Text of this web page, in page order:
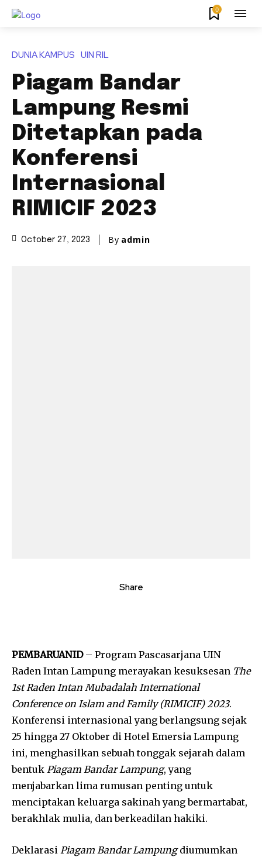
0
DUNIA KAMPUS UIN RIL
Piagam Bandar
Lampung Resmi
Ditetapkan pada
Konferensi
Internasional
RIMICIF 2023
October 27, 2023 By admin
Share
PEMBARUANID– Program Pascasarjana UIN
Raden Intan Lampung merayakan kesuksesan The
1st Raden Intan Mubadalah International
Conference on Islam and Family (RIMICIF) 2023.
Konferensi internasional yang berlangsung sejak
25 hingga 27 Oktober di Hotel Emersia Lampung
ini, menghasilkan sebuah tonggak sejarah dalam
bentuk Piagam Bandar Lampung, yang
menjabarkan lima rumusan penting untuk
menciptakan keluarga sakinah yang bermartabat,
berakhlak mulia, dan berkeadilan hakiki.
Deklarasi Piagam Bandar Lampungdiumumkan